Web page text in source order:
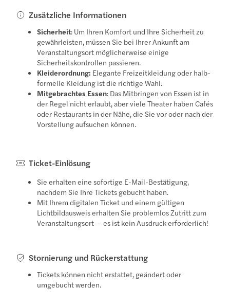
Zusätzliche Informationen
Sicherheit: Um Ihren Komfort und Ihre Sicherheit zu
gewährleisten, müssen Sie bei Ihrer Ankunft am
Veranstaltungsort möglicherweise einige
Sicherheitskontrollen passieren.
Kleiderordnung: Elegante Freizeitkleidung oder halb-
formelle Kleidung ist die richtige Wahl.
Mitgebrachtes Essen: Das Mitbringen von Essen ist in
der Regel nicht erlaubt, aber viele Theater haben Cafés
oder Restaurants in der Nähe, die Sie vor oder nach der
Vorstellung aufsuchen können.
Ticket-Einlösung
Sie erhalten eine sofortige E-Mail-Bestätigung,
nachdem Sie Ihre Tickets gebucht haben.
Mit Ihrem digitalen Ticket und einem gültigen
Lichtbildausweis erhalten Sie problemlos Zutritt zum
Veranstaltungsort – es ist kein Ausdruck erforderlich!
Stornierung und Rückerstattung
Tickets können nicht erstattet, geändert oder
umgebucht werden.